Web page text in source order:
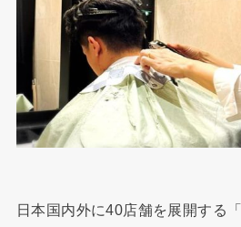
日本国内外に40店舗を展開する